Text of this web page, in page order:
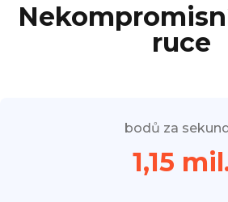
ruce
1,15
bodů za